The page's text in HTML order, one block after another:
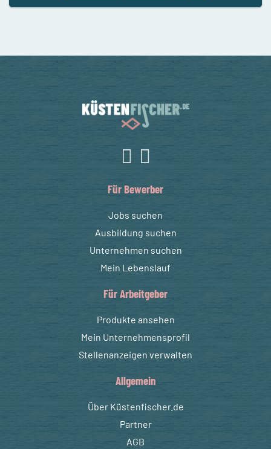
Für Bewerber
Jobs suchen
Ausbildung suchen
Unternehmen suchen
Mein Lebenslauf
Für Arbeitgeber
Produkte ansehen
Mein Unternehmensprofil
Stellenanzeigen verwalten
Allgemein
Über Küstenfischer.de
Partner
AGB